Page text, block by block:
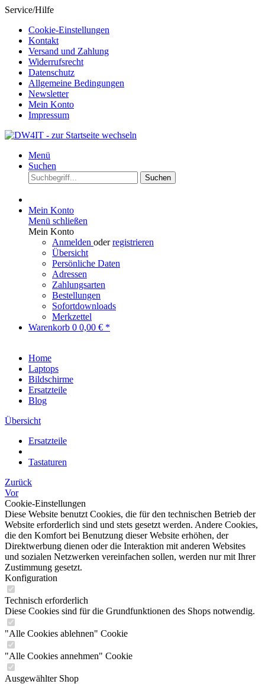
Service/Hilfe
Cookie-Einstellungen
Kontakt
Versand und Zahlung
Widerrufsrecht
Datenschutz
Allgemeine Bedingungen
Newsletter
Mein Konto
Impressum
Menü
Suchen
Suchen
Mein Konto
Menü schließen
Mein Konto
Anmelden oderregistrieren
Übersicht
Persönliche Daten
Adressen
Zahlungsarten
Bestellungen
Sofortdownloads
Merkzettel
Warenkorb 0 0,00 € *
Home
Laptops
Bildschirme
Ersatzteile
Blog
Übersicht
Ersatzteile
Tastaturen
Zurück
Vor
Cookie-Einstellungen
Diese Website benutzt Cookies, die für den technischen Betrieb der
Website erforderlich sind und stets gesetzt werden. Andere Cookies,
die den Komfort bei Benutzung dieser Website erhöhen, der
Direktwerbung dienen oder die Interaktion mit anderen Websites
und sozialen Netzwerken vereinfachen sollen, werden nur mit Ihrer
Zustimmung gesetzt.
Konfiguration
Technisch erforderlich
Diese Cookies sind für die Grundfunktionen des Shops notwendig.
"Alle Cookies ablehnen" Cookie
"Alle Cookies annehmen" Cookie
Ausgewählter Shop